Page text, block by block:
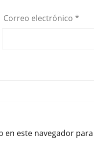
Correo electrónico *
este navegador